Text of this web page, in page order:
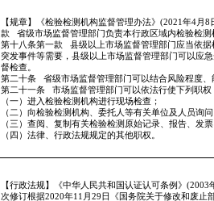
【规章】《检验检测机构监督管理办法》(2021年4
款
省级市场监督管理部门负责本行政区域内检验检
第十八条第一款
县级以上市场监督管理部门应当依
突发事件等需要，县级以上市场监督管理部门可以应
督检查。
第二十条
省级市场监督管理部门可以结合风险程度
第二十一条
市场监督管理部门可以依法行使下列职权
（一）进入检验检测机构进行现场检查；
（二）向检验检测机构、委托人等有关单位及人员询
（三）查阅、复制有关检验检测原始记录、报告、发
（四）法律、行政法规规定的其他职权。
【行政法规】《中华人民共和国认证认可条例》
次修订根据2020年11月29日《国务院关于修改和废止